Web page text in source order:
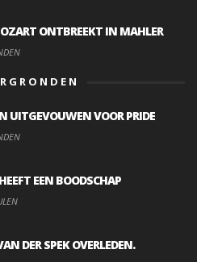
ONTBREEKT IN MAHLER
UITGEVOUWEN VOOR PRIDE
EEN BOODSCHAP
DER SPEK OVERLEDEN.